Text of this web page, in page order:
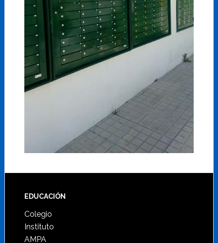
Footer
EDUCACIÓN
Colegio
Instituto
AMPA